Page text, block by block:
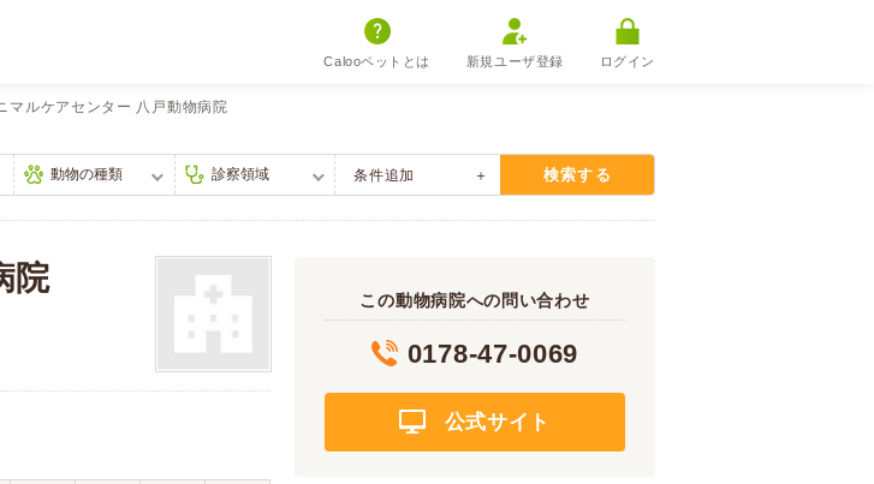
Calooペットとは 新規ユーザ登録 ログイン
マルケアセンター 八戸動物病院
条件追加 検索する
院
この動物病院への問い合わせ
0178-47-0069
公式サイト